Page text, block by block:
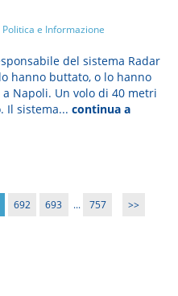
Politica e Informazione
del sistema Radar
hanno buttato, o lo hanno
Napoli. Un volo di 40 metri
Il sistema...continua a
692 693 ... 757 >>